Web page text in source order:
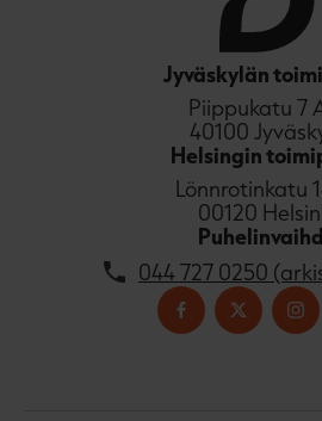
Jyväskylän
Piippukatu 7
40100
Helsingin
Lönnrotinkatu
00120
044 727 0250